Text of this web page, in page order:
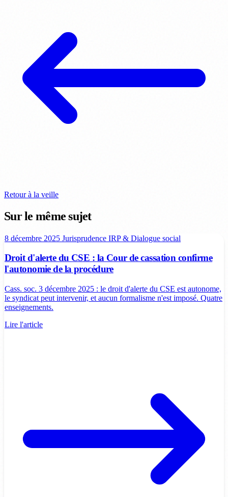
Retour à la veille
Sur le même sujet
8 décembre 2025 Jurisprudence IRP & Dialogue social
Droit d'alerte du CSE : la Cour de cassation confirme
l'autonomie de la procédure
Cass. soc. 3 décembre 2025 : le droit d'alerte du CSE est autonome,
le syndicat peut intervenir, et aucun formalisme n'est imposé. Quatre
enseignements.
Lire l'article